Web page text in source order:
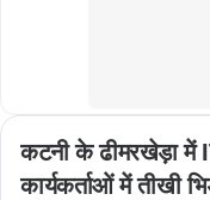
कटनी के ढीमरखेड़ा में
कार्यकर्ताओं में तीखी